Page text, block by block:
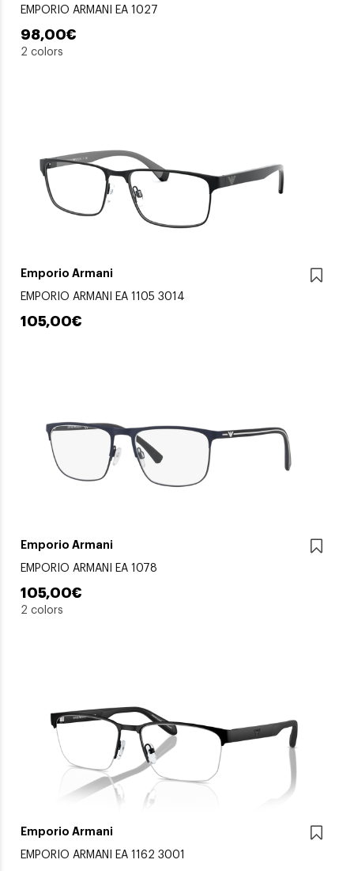
EMPORIO ARMANI EA 1027
98,00€
2 colors
Emporio Armani
EMPORIO ARMANI EA 1105 3014
105,00€
Emporio Armani
EMPORIO ARMANI EA 1078
105,00€
2 colors
Emporio Armani
EMPORIO ARMANI EA 1162 3001